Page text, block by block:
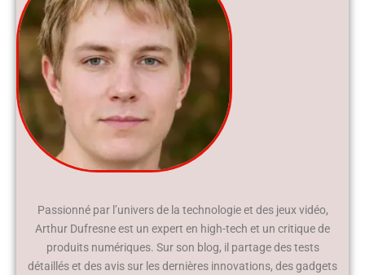
Passionné par l’univers de la technologie et des jeux vidéo,
Arthur Dufresne est un expert en high-tech et un critique de
produits numériques. Sur son blog, il partage des tests
détaillés et des avis sur les dernières innovations, des gadgets